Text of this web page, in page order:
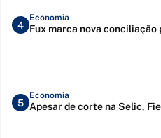
4
Economia
Fux marca nova
5
Economia
Apesar de corte na Selic,